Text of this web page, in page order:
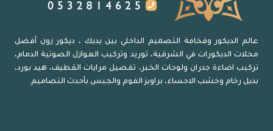
الدمام-
سواتر
الشرقية
عالم الديكور وفخامة التصميم الداخلي بين يديك ، ديكور زون أفضل
محلات الديكورات في الشرقية، توريد وتركيب العوازل الصوتية الدمام،
تركيب اضاءة جدران ولوحات الخبر، تفصيل مرايات القطيف، هيد بورد،
بديل رخام وخشب الاحساء، براويز الفوم والجبس بأحدث التصاميم.